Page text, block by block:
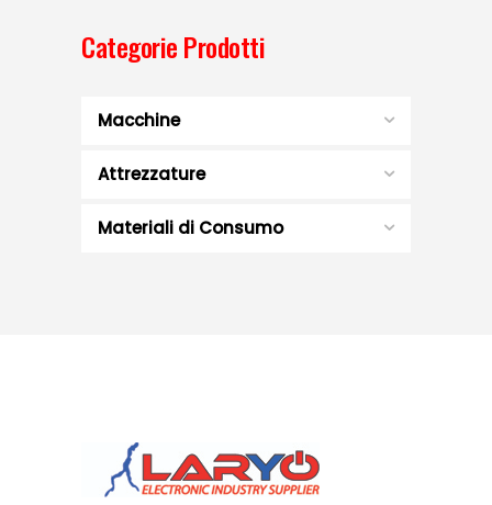
Categorie Prodotti
Macchine
Attrezzature
Materiali di Consumo